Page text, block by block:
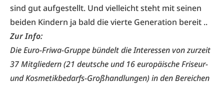
sind gut aufgestellt. Und vielleicht steht mit seinen
beiden Kindern ja bald die vierte Generation bereit ..
Zur Info:
Die Euro-Friwa-Gruppe bündelt die Interessen von zurzeit
37 Mitgliedern (21 deutsche und 16 europäische Friseur-
und Kosmetikbedarfs-Großhandlungen) in den Bereichen